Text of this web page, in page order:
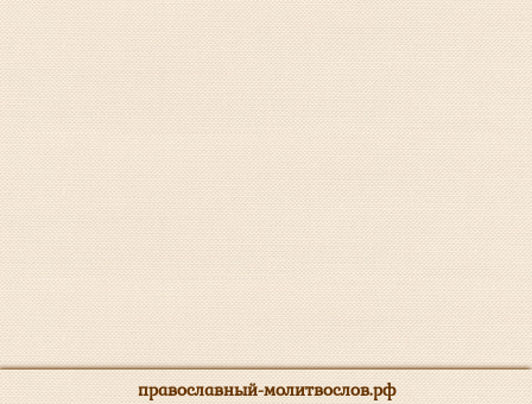
православный-молитвослов.рф